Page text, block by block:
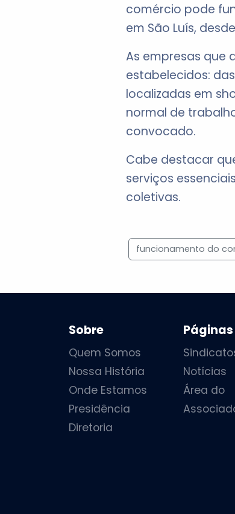
comércio pode
em São Luís,
As empresas que
estabelecidos:
localizadas em
normal de
convocado.
Cabe destacar
serviços
coletivas.
funcionamento do
Sobre
Quem Somos
Nossa História
Onde Estamos
Presidência
Diretoria
Páginas
Notícias
Área do